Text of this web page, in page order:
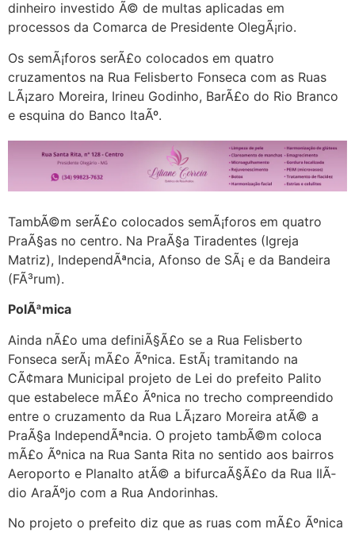
dinheiro investido Ã© de multas aplicadas em
processos da Comarca de Presidente OlegÃ¡rio.
Os semÃ¡foros serÃ£o colocados em quatro
cruzamentos na Rua Felisberto Fonseca com as Ruas
LÃ¡zaro Moreira, Irineu Godinho, BarÃ£o do Rio Branco
e esquina do Banco ItaÃº.
TambÃ©m serÃ£o colocados semÃ¡foros em quatro
PraÃ§as no centro. Na PraÃ§a Tiradentes (Igreja
Matriz), IndependÃªncia, Afonso de SÃ¡ e da Bandeira
(FÃ³rum).
PolÃªmica
Ainda nÃ£o uma definiÃ§Ã£o se a Rua Felisberto
Fonseca serÃ¡ mÃ£o Ãºnica. EstÃ¡ tramitando na
CÃ¢mara Municipal projeto de Lei do prefeito Palito
que estabelece mÃ£o Ãºnica no trecho compreendido
entre o cruzamento da Rua LÃ¡zaro Moreira atÃ© a
PraÃ§a IndependÃªncia. O projeto tambÃ©m coloca
mÃ£o Ãºnica na Rua Santa Rita no sentido aos bairros
Aeroporto e Planalto atÃ© a bifurcaÃ§Ã£o da Rua IlÃ­
dio AraÃºjo com a Rua Andorinhas.
No projeto o prefeito diz que as ruas com mÃ£o Ãºnica